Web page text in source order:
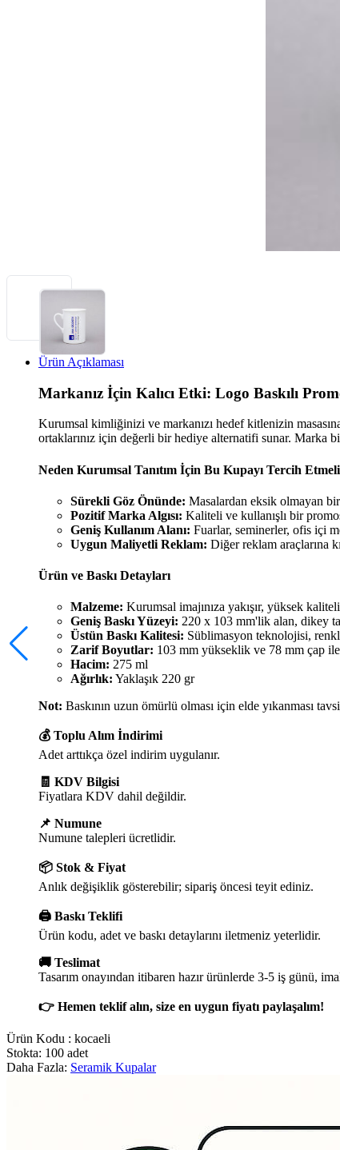
Ürün Açıklaması
Markanız İçin Kalıcı Etki: Logo Baskılı
Kurumsal kimliğinizi ve markanızı hedef kitlenizin
ortaklarınız için değerli bir hediye alternatifi sunar. Marka
Neden Kurumsal Tanıtım İçin Bu Kupayı Tercih
Sürekli Göz Önünde: Masalardan eksik olmayan
Pozitif Marka Algısı: Kaliteli ve kullanışlı bir
Geniş Kullanım Alanı: Fuarlar, seminerler, ofis içi
Uygun Maliyetli Reklam: Diğer reklam araçlarına
Ürün ve Baskı Detayları
Malzeme: Kurumsal imajınıza yakışır, yüksek
Geniş Baskı Yüzeyi: 220 x 103 mm'lik alan, dikey
Üstün Baskı Kalitesi: Süblimasyon teknolojisi,
Zarif Boyutlar: 103 mm yükseklik ve 78 mm çap
Hacim: 275 ml
Ağırlık: Yaklaşık 220 gr
Not: Baskının uzun ömürlü olması için elde yıkanması
💰 Toplu Alım İndirimi
Adet arttıkça özel indirim uygulanır.
🧾 KDV Bilgisi
Fiyatlara KDV dahil değildir.
📌 Numune
Numune talepleri ücretlidir.
📦 Stok & Fiyat
Anlık değişiklik gösterebilir; sipariş öncesi teyit ediniz.
🖨️ Baskı Teklifi
Ürün kodu, adet ve baskı detaylarını iletmeniz yeterlidir.
🚚 Teslimat
Tasarım onayından itibaren hazır ürünlerde 3-5 iş günü,
👉 Hemen teklif alın, size en uygun fiyatı paylaşalım!
Ürün Kodu : kocaeli
Stokta: 100 adet
Daha Fazla: Seramik Kupalar